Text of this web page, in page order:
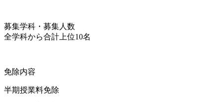
募集学科・募集人数
全学科から合計上位10名
免除内容
半期授業料免除